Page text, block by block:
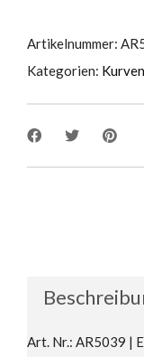
Artikelnummer:
Kategorien:
Art. Nr.: AR5039 |